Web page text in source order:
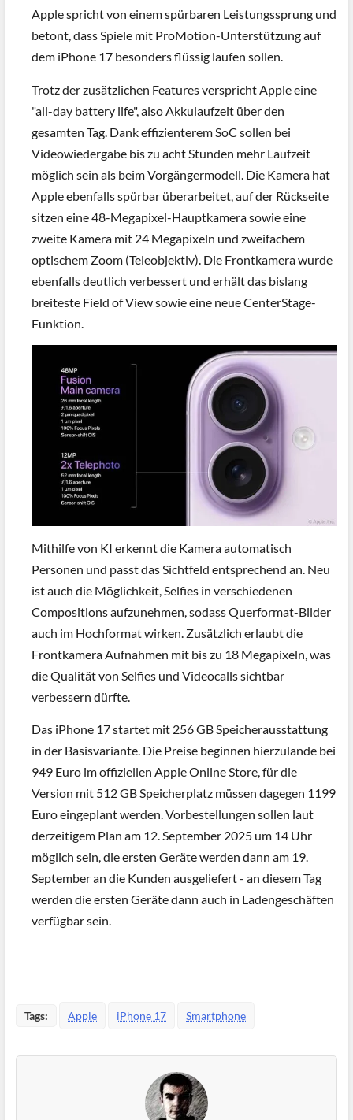
Apple spricht von einem spürbaren Leistungssprung und
betont, dass Spiele mit ProMotion-Unterstützung auf
dem iPhone 17 besonders flüssig laufen sollen.
Trotz der zusätzlichen Features verspricht Apple eine
"all-day battery life", also Akkulaufzeit über den
gesamten Tag. Dank effizienterem SoC sollen bei
Videowiedergabe bis zu acht Stunden mehr Laufzeit
möglich sein als beim Vorgängermodell. Die Kamera hat
Apple ebenfalls spürbar überarbeitet, auf der Rückseite
sitzen eine 48-Megapixel-Hauptkamera sowie eine
zweite Kamera mit 24 Megapixeln und zweifachem
optischem Zoom (Teleobjektiv). Die Frontkamera wurde
ebenfalls deutlich verbessert und erhält das bislang
breiteste Field of View sowie eine neue CenterStage-
Funktion.
Mithilfe von KI erkennt die Kamera automatisch
Personen und passt das Sichtfeld entsprechend an. Neu
ist auch die Möglichkeit, Selfies in verschiedenen
Compositions aufzunehmen, sodass Querformat-Bilder
auch im Hochformat wirken. Zusätzlich erlaubt die
Frontkamera Aufnahmen mit bis zu 18 Megapixeln, was
die Qualität von Selfies und Videocalls sichtbar
verbessern dürfte.
Das iPhone 17 startet mit 256 GB Speicherausstattung
in der Basisvariante. Die Preise beginnen hierzulande bei
949 Euro im offiziellen Apple Online Store, für die
Version mit 512 GB Speicherplatz müssen dagegen 1199
Euro eingeplant werden. Vorbestellungen sollen laut
derzeitigem Plan am 12. September 2025 um 14 Uhr
möglich sein, die ersten Geräte werden dann am 19.
September an die Kunden ausgeliefert - an diesem Tag
werden die ersten Geräte dann auch in Ladengeschäften
verfügbar sein.
Tags: Apple iPhone 17 Smartphone